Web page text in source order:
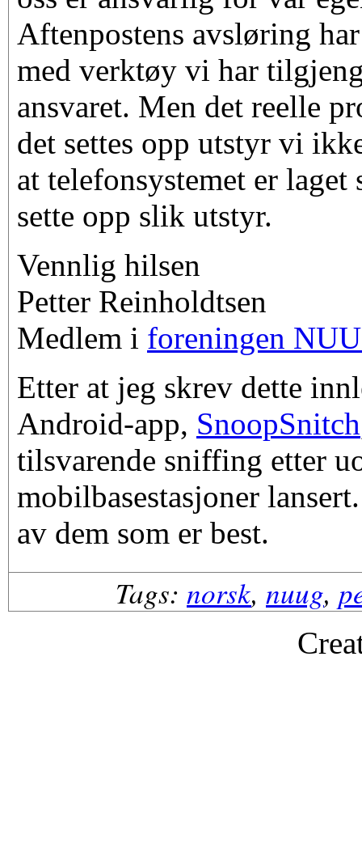
Aftenpostens avsløring
med verktøy vi har
ansvaret. Men det reelle
det settes opp utstyr vi
at telefonsystemet er
sette opp slik utstyr.
Vennlig hilsen
Petter Reinholdtsen
Medlem i foreningen
Etter at jeg skrev dette
Android-app, SnoopSnitch
tilsvarende sniffing etter
mobilbasestasjoner
av dem som er best.
Tags: norsk, nuug,